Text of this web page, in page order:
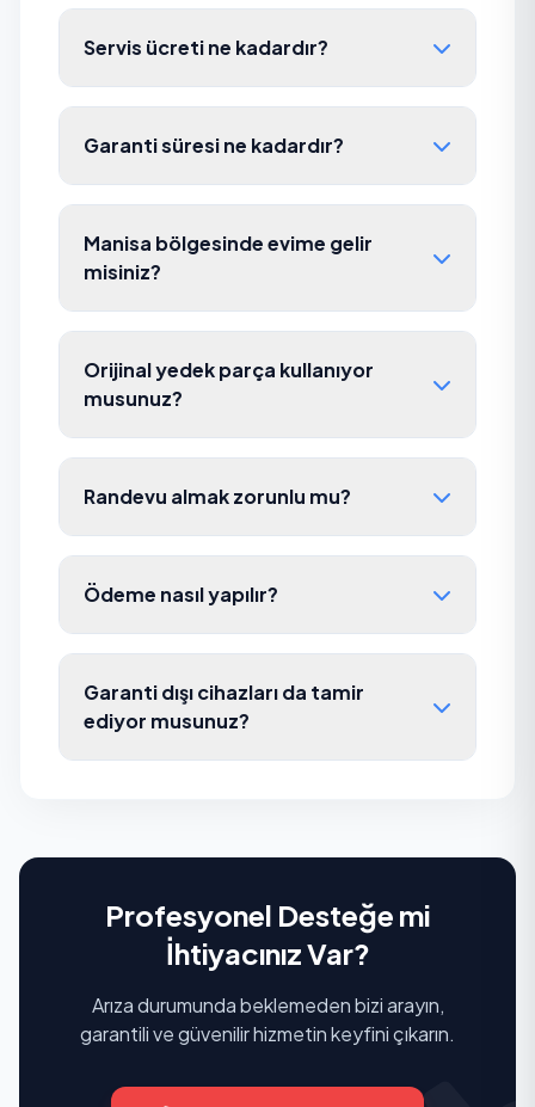
Servis ücreti ne kadardır?
Garanti süresi ne kadardır?
Manisa bölgesinde evime gelir
misiniz?
Orijinal yedek parça kullanıyor
musunuz?
Randevu almak zorunlu mu?
Ödeme nasıl yapılır?
Garanti dışı cihazları da tamir
ediyor musunuz?
Profesyonel Desteğe mi
İhtiyacınız Var?
Arıza durumunda beklemeden bizi arayın,
garantili ve güvenilir hizmetin keyfini çıkarın.